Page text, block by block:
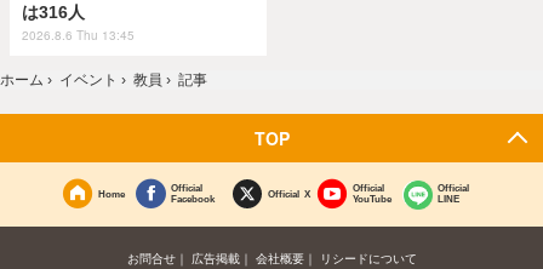
は316人
2026.8.6 Thu 13:45
ホーム › イベント › 教員 › 記事
TOP
Home
Official
Facebook
Official X
Official
YouTube
Official
LINE
お問合せ 広告掲載 会社概要 リシードについて